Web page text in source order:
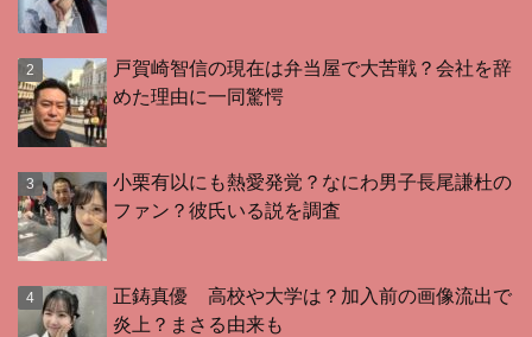
戸賀崎智信の現在は弁当屋で大苦戦？会社を辞
めた理由に一同驚愕
小栗有以にも熱愛発覚？なにわ男子長尾謙杜の
ファン？彼氏いる説を調査
正鋳真優 高校や大学は？加入前の画像流出で
炎上？まさる由来も